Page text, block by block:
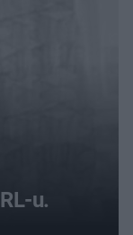
u.